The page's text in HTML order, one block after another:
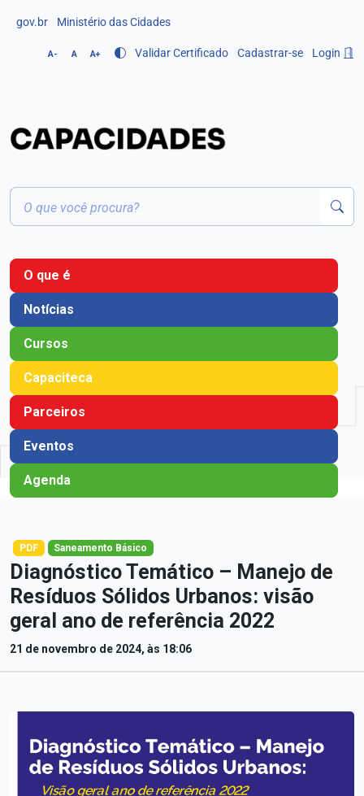
gov.br Ministério das Cidades
A- A A+ Validar Certificado Cadastrar-se Login
O que é
Notícias
Cursos
Capaciteca
Parceiros
Eventos
Agenda
PDF Saneamento Básico
Diagnóstico Temático – Manejo de
Resíduos Sólidos Urbanos: visão
geral ano de referência 2022
21 de novembro de 2024, às 18:06